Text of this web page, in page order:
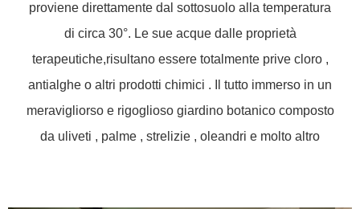
proviene direttamente dal sottosuolo alla temperatura
di circa 30°. Le sue acque dalle proprietà
terapeutiche,risultano essere totalmente prive cloro ,
antialghe o altri prodotti chimici . Il tutto immerso in un
meravigliorso e rigoglioso giardino botanico composto
da uliveti , palme , strelizie , oleandri e molto altro